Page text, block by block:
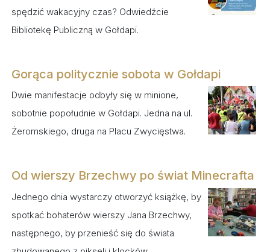
spędzić wakacyjny czas? Odwiedźcie
Bibliotekę Publiczną w Gołdapi.
Gorąca politycznie sobota w Gołdapi
Dwie manifestacje odbyły się w minione,
sobotnie popołudnie w Gołdapi. Jedna na ul.
Żeromskiego, druga na Placu Zwycięstwa.
Od wierszy Brzechwy po świat Minecrafta
Jednego dnia wystarczy otworzyć książkę, by
spotkać bohaterów wierszy Jana Brzechwy,
następnego, by przenieść się do świata